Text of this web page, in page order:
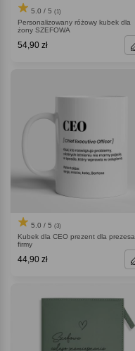
5.0 / 5 (1)
Personalizowany różowy kubek dla
żony SZEFOWA
54,90 zł
5.0 / 5 (3)
Kubek dla CEO prezent dla prezesa
firmy
44,90 zł